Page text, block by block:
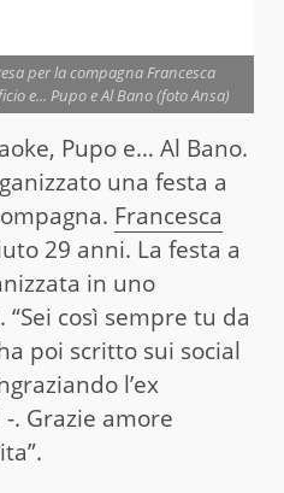
per la compagna Francesca
e... Pupo e Al Bano (foto Ansa)
Pupo e… Al Bano.
una festa a
Francesca
29 anni. La festa a
in uno
così sempre tu da
poi scritto sui social
l’ex
. Grazie amore